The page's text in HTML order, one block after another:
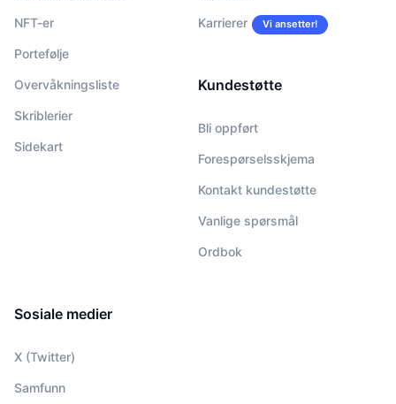
NFT-er
Portefølje
Overvåkningsliste
Skriblerier
Sidekart
Karrierer Vi ansetter!
Kundestøtte
Bli oppført
Forespørselsskjema
Kontakt kundestøtte
Vanlige spørsmål
Ordbok
Sosiale medier
X (Twitter)
Samfunn